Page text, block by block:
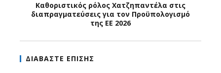
Καθοριστικός ρόλος Χατζηπαντέλα στις
διαπραγματεύσεις για τον Προϋπολογισμό
της ΕΕ 2026
ΔΙΑΒΑΣΤΕ ΕΠΙΣΗΣ